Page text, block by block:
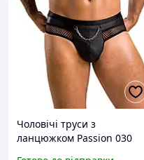
Чоловічі труси з
ланцюжком Passion 030